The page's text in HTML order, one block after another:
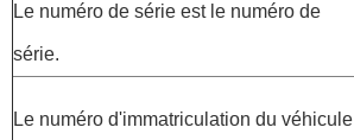
Le numéro de série est le numéro de
série.
Le numéro d'immatriculation du véhicule